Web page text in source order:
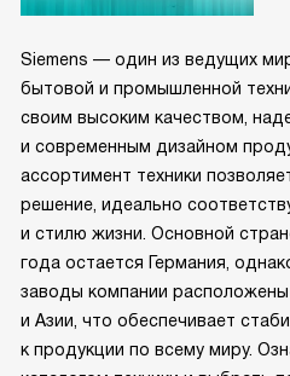
Siemens — один из ведущих
бытовой и промышленной
своим высоким качеством,
и современным дизайном
ассортимент техники
решение, идеально
и стилю жизни. Основной
года остается Германия,
заводы компании
и Азии, что обеспечивает
к продукции по всему миру.